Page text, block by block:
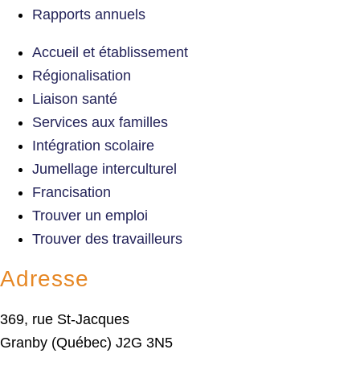
Rapports annuels
Accueil et établissement
Régionalisation
Liaison santé
Services aux familles
Intégration scolaire
Jumellage interculturel
Francisation
Trouver un emploi
Trouver des travailleurs
Adresse
369, rue St-Jacques
Granby (Québec) J2G 3N5